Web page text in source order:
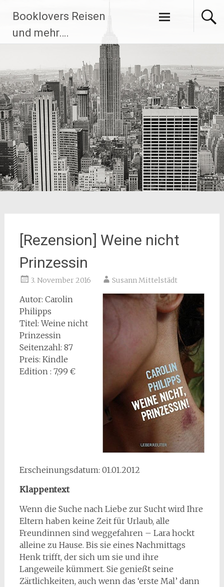
Inhalt
springen
Booklovers Reisen
und mehr….
[Rezension] Weine nicht
Prinzessin
3. November 2016 Susann Mittelstädt
Autor: Carolin
Philipps
Titel: Weine nicht
Prinzessin
Seitenzahl: 87
Preis: Kindle
Edition : 7,99 €
Erscheinungsdatum: 01.01.2012
Klappentext
Wenn die Suche nach Liebe zur Sucht wird Ihre
Eltern haben keine Zeit für Urlaub, alle
Freundinnen sind weggefahren – Lara hockt
alleine zu Hause. Bis sie eines Nachmittags
Henk trifft, der sich um sie und ihre
Langeweile kümmert. Sie genießt seine
Zärtlichkeiten, auch wenn das ‘erste Mal’ dann